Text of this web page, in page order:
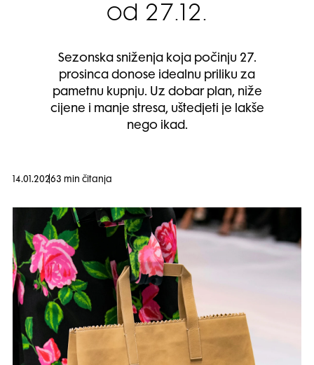
od 27.12.
Sezonska sniženja koja počinju 27.
prosinca donose idealnu priliku za
pametnu kupnju. Uz dobar plan, niže
cijene i manje stresa, uštedjeti je lakše
nego ikad.
14.01.20263 min čitanja